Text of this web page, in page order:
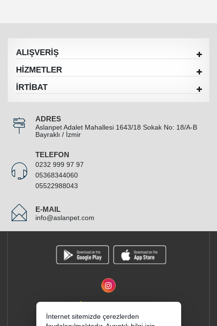
ALIŞVERİŞ
HİZMETLER
İRTİBAT
ADRES
Aslanpet Adalet Mahallesi 1643/18 Sokak No: 18/A-B
Bayraklı / İzmir
TELEFON
0232 999 97 97
05368344060
05522988043
E-MAIL
info@aslanpet.com
İnternet sitemizde çerezlerden